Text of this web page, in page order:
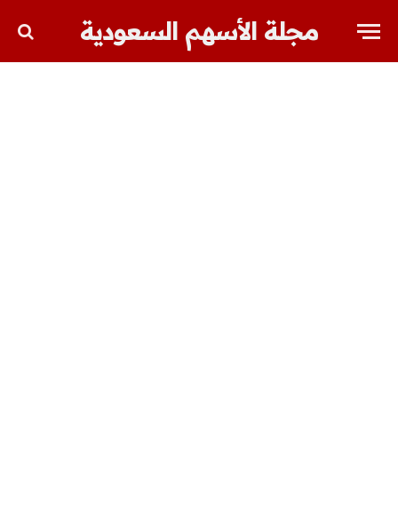
مجلة الأسهم السعودية